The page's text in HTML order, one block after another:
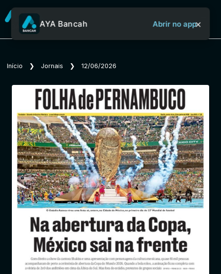
Sobre o Aya Bancah
Início
Revistas
Jornais
Notícias
Entrar
AYA Bancah Abrir no app×
Início ❯ Jornais ❯ 12/06/2026